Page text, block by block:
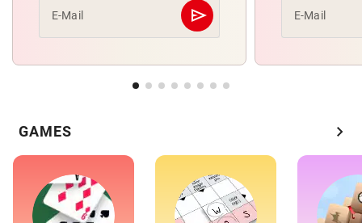
E-Mail send
Abschicken E-Mail
GAMES chevron_right